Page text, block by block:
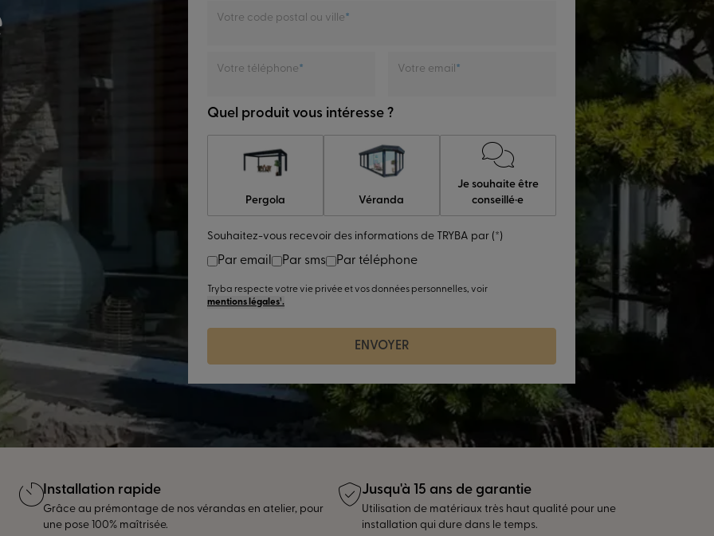
Votre code postal ou ville
Votre téléphone Votre email
Quel produit vous intéresse ?
Pergola Véranda
Je souhaite être
conseillé·e
Souhaitez-vous recevoir des informations de TRYBA par (*)
Par email Par sms Par téléphone
Tryba respecte votre vie privée et vos données personnelles, voir
mentions légales¹.
ENVOYER
Installation rapide
Grâce au prémontage de nos vérandas en atelier, pour
une pose 100% maîtrisée.
Jusqu'à 15 ans de garantie
Utilisation de matériaux très haut qualité pour une
installation qui dure dans le temps.